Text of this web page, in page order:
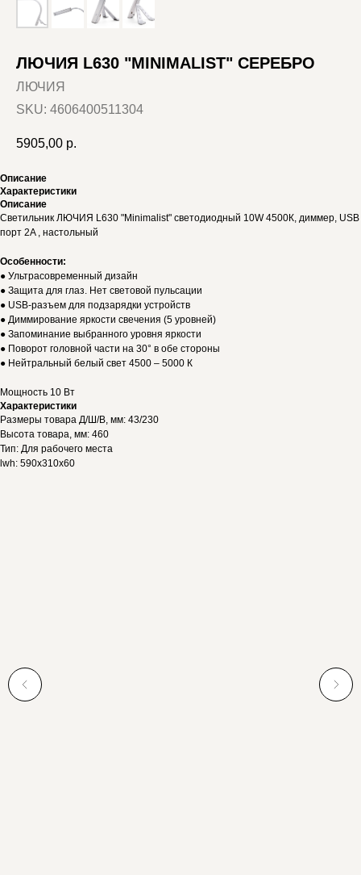
ЛЮЧИЯ L630 "MINIMALIST" СЕРЕБРО
ЛЮЧИЯ
SKU: 4606400511304
5905,00 р.
Описание
Характеристики
Описание
Светильник ЛЮЧИЯ L630 "Minimalist" светодиодный 10W 4500К, диммер, USB
порт 2A , настольный
Особенности:
● Ультрасовременный дизайн
● Защита для глаз. Нет световой пульсации
● USB-разъем для подзарядки устройств
● Диммирование яркости свечения (5 уровней)
● Запоминание выбранного уровня яркости
● Поворот головной части на 30° в обе стороны
● Нейтральный белый свет 4500 – 5000 К
Мощность 10 Вт
Характеристики
Размеры товара Д/Ш/В, мм: 43/230
Высота товара, мм: 460
Тип: Для рабочего места
lwh: 590x310x60